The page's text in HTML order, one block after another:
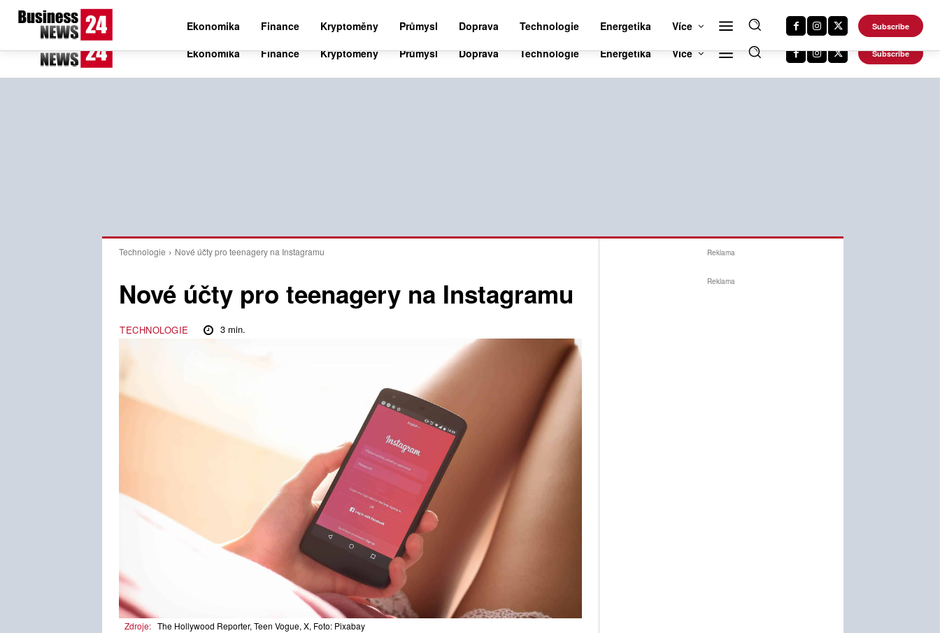
21.1 Czech
Pátek 7. srpna 2026 DALŠÍ WEBY
Ekonomika Finance Kryptoměny Průmysl Doprava Technologie Energetika Více Subscribe
Technologie Nové účty pro teenagery na Instagramu
Nové účty pro teenagery na Instagramu
TECHNOLOGIE 3min.
Zdroje: The Hollywood Reporter, Teen Vogue, X, Foto: Pixabay
Reklama
Reklama